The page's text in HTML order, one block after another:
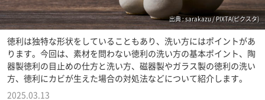
出典 : sarakazu / PIXTA(ピクスタ)
徳利は独特な形状をしていることもあり、洗い方にはポイントがあ
ります。今回は、素材を問わない徳利の洗い方の基本ポイント、陶
器製徳利の目止めの仕方と洗い方、磁器製やガラス製の徳利の洗い
方、徳利にカビが生えた場合の対処法などについて紹介します。
2025.03.13